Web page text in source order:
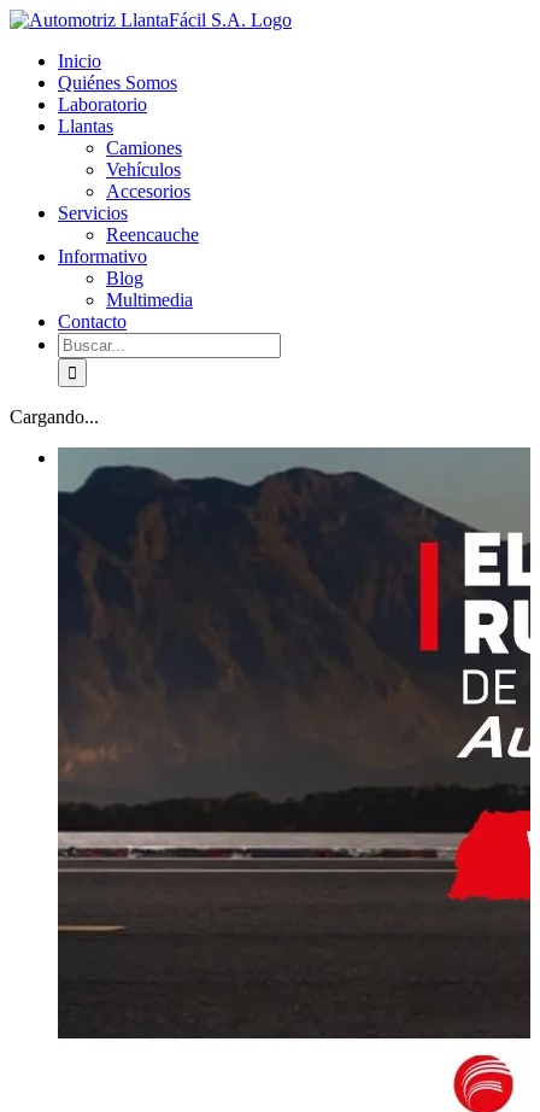
Skip
content
facebook
youtube
Inicio
Quiénes Somos
Laboratorio
Llantas
Camiones
Vehículos
Accesorios
Servicios
Reencauche
Informativo
Blog
Multimedia
Contacto
Buscar:
Cargando...